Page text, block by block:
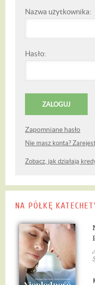
Nazwa użytkownika:
Hasło:
Zapomniane hasło
Nie masz konta?
Zobacz, jak działają
NA PÓŁKĘ